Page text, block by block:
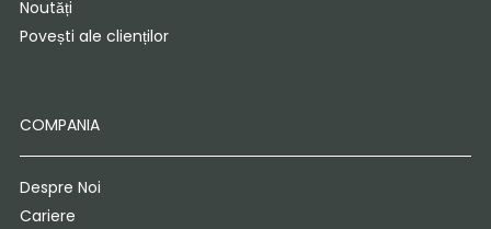
Noutăți
Povești ale clienților
COMPANIA
Despre Noi
Cariere